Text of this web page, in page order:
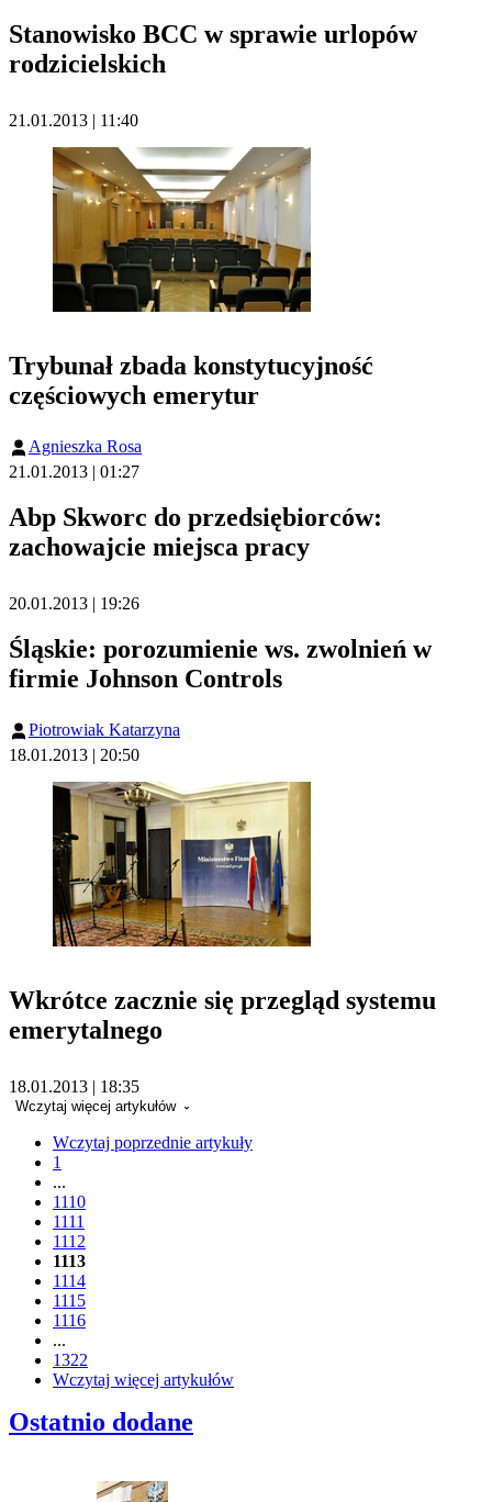
Stanowisko BCC w sprawie urlopów
rodzicielskich
21.01.2013 | 11:40
Trybunał zbada konstytucyjność
częściowych emerytur
Agnieszka Rosa
21.01.2013 | 01:27
Abp Skworc do przedsiębiorców:
zachowajcie miejsca pracy
20.01.2013 | 19:26
Śląskie: porozumienie ws. zwolnień w
firmie Johnson Controls
Piotrowiak Katarzyna
18.01.2013 | 20:50
Wkrótce zacznie się przegląd systemu
emerytalnego
18.01.2013 | 18:35
Wczytaj więcej artykułów
Wczytaj poprzednie artykuły
1
...
1110
1111
1112
1113
1114
1115
1116
...
1322
Wczytaj więcej artykułów
Ostatnio dodane